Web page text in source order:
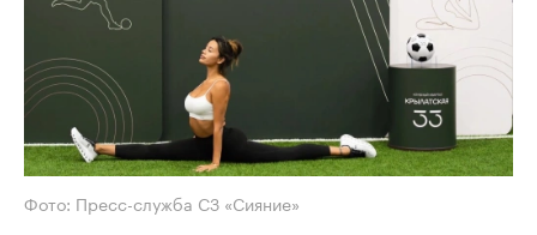
Фото: Пресс-служба СЗ «Сияние»